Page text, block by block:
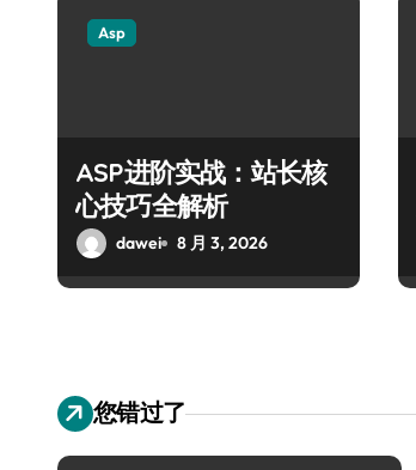
Asp
ASP进阶实战：站长核
心技巧全解析
dawei 8 月 3, 2026
您错过了